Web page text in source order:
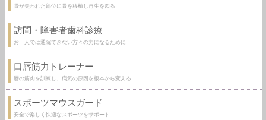
骨が失われた部位に骨を移植し再生を図る
訪問・障害者歯科診療
お一人では通院できない方々の力になるために
口唇筋力トレーナー
唇の筋肉を訓練し、病気の原因を根本から変える
スポーツマウスガード
安全で楽しく快適なスポーツをサポート